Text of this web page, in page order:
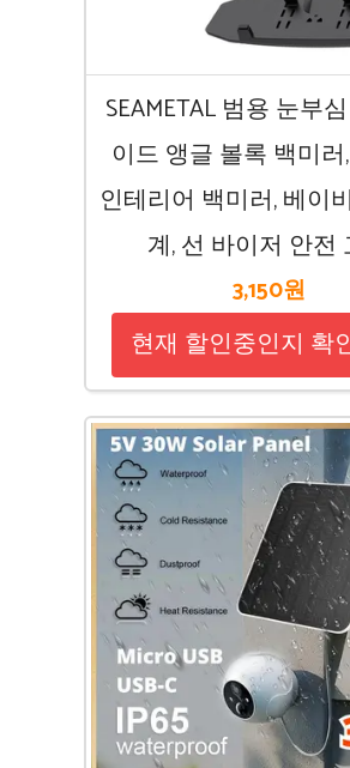
SEAMETAL 범용 눈부
이드 앵글 볼록 백미
인테리어 백미러, 베이
계, 선 바이저 안전
3,150원
현재 할인중인지 확